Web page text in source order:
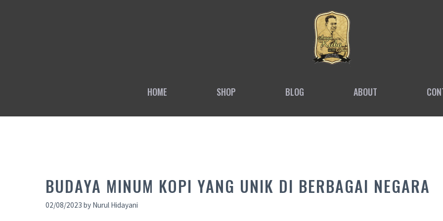
HOME SHOP BLOG ABOUT
BUDAYA MINUM KOPI YANG UNIK DI BERBAGAI NEGARA
02/08/2023 by Nurul Hidayani